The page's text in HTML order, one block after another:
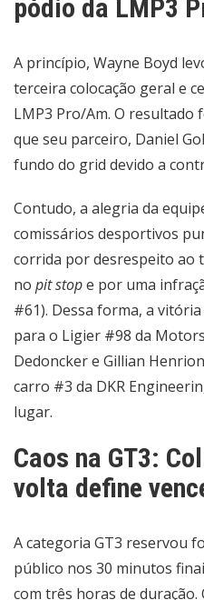
pódio da LMP3
A princípio, Wayne Boyd
terceira colocação geral e
LMP3 Pro/Am. O
que seu parceiro, Daniel
fundo do grid devido a
Contudo, a alegria da
comissários desportivos
corrida por desrespeito ao
no pit stope por uma
#61). Dessa forma, a
para o Ligier #98 da
Dedoncker e Gillian
carro #3 da DKR
lugar.
Caos na GT3:
volta define
A categoria GT3 reservou
público nos 30 minutos
com três horas de